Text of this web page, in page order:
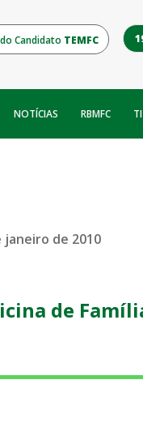
Candidato TEMFC
NOTÍCIAS RBMFC
janeiro de 2010
de